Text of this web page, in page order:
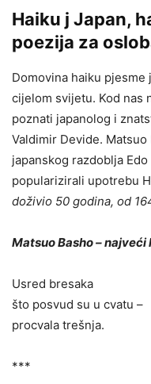
Haiku j Japan,
poezija za
Domovina haiku pjesme
cijelom svijetu. Kod nas
poznati japanolog i
Valdimir Devide.
japanskog razdoblja
popularizirali upotrebu
doživio 50 godina, od
Matsuo Basho –
Usred bresaka
što posvud su u cvatu –
procvala trešnja.
***